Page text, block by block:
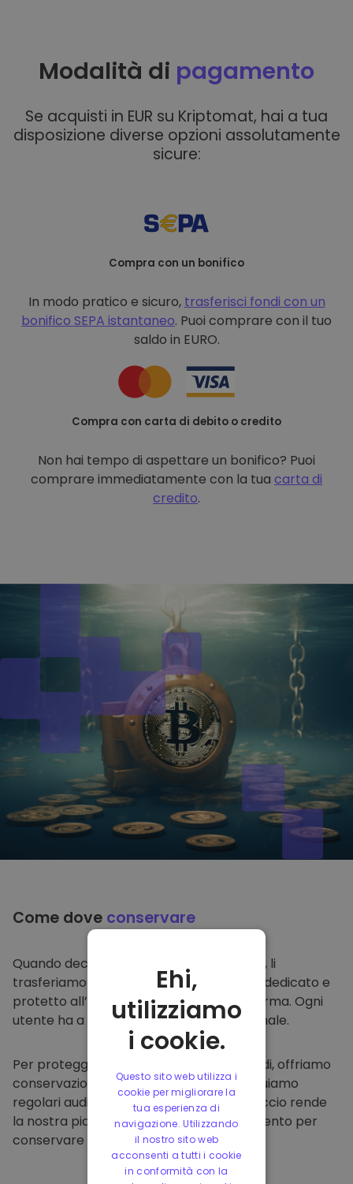
Modalità di pagamento
Se acquisti in EUR su Kriptomat, hai a tua
disposizione diverse opzioni assolutamente
sicure:
Compra con un bonifico
In modo pratico e sicuro, trasferisci fondi con un
bonifico SEPA istantaneo. Puoi comprare con il tuo
saldo in EURO.
Compra con carta di debito o credito
Non hai tempo di aspettare un bonifico? Puoi
comprare immediatamente con la tua carta di
credito.
Come dove conservare
Quando decidi di comprare su
, li
trasferiamo direttamente nel tuo wallet dedicato e
protetto all’interno della nostra piattaforma. Ogni
utente ha a disposizione un wallet personale.
Per proteggere i nostri clienti e i loro fondi, offriamo
conservazione offline protetta ed effettuiamo
regolari audit di sicurezza. Questo approccio rende
la nostra piattaforma un punto di riferimento per
conservare e altre criptovalute.
Ehi,
utilizziamo
i cookie.
Questo sito web utilizza i
cookie per migliorare la
tua esperienza di
navigazione. Utilizzando
il nostro sito web
acconsenti a tutti i cookie
in conformità con la